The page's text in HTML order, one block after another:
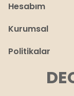
Hesabım
Kurumsal
Politikalar